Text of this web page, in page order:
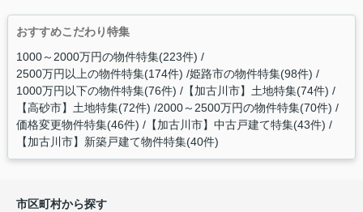
おすすめこだわり特集
1000～2000万円の物件特集(223件)
2500万円以上の物件特集(174件) 姫路市の物件特集(98件)
1000万円以下の物件特集(76件) 【加古川市】土地特集(74件)
【高砂市】土地特集(72件) 2000～2500万円の物件特集(70件)
価格変更物件特集(46件) 【加古川市】中古戸建て特集(43件)
【加古川市】新築戸建て物件特集(40件)
市区町村から探す